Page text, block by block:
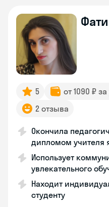
5 от 1090 ₽
2 отзыва
Окончила
дипломом учителя
Использует
увлекательного
Находит
студенту